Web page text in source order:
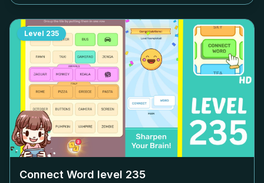
Level 235
Connect Word level 235